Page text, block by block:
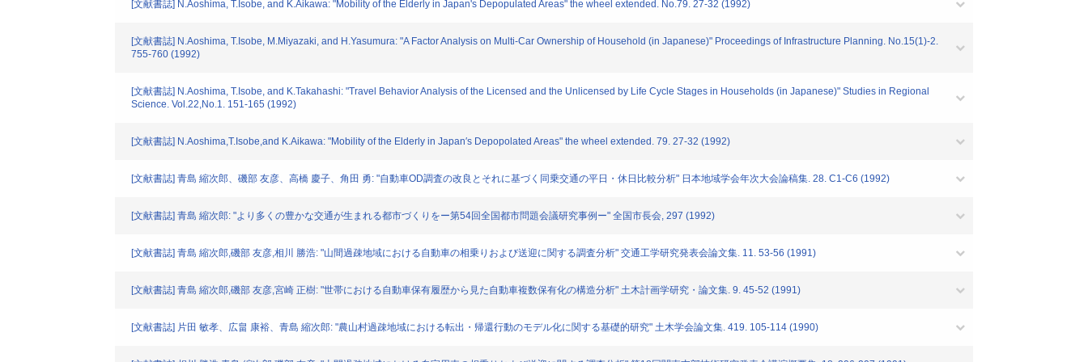
[文献書誌] N.Aoshima, T.Isobe, and K.Aikawa: "Mobility of the Elderly in Japan's Depopulated Areas" the wheel extended. No.79. 27-32 (1992)
[文献書誌] N.Aoshima, T.Isobe, M.Miyazaki, and H.Yasumura: "A Factor Analysis on Multi-Car Ownership of Household (in Japanese)" Proceedings of Infrastructure Planning. No.15(1)-2.
755-760 (1992)
[文献書誌] N.Aoshima, T.Isobe, and K.Takahashi: "Travel Behavior Analysis of the Licensed and the Unlicensed by Life Cycle Stages in Households (in Japanese)" Studies in Regional
Science. Vol.22,No.1. 151-165 (1992)
[文献書誌] N.Aoshima,T.Isobe,and K.Aikawa: "Mobility of the Elderly in Japan′s Depopolated Areas" the wheel extended. 79. 27-32 (1992)
[文献書誌] 青島 縮次郎、磯部 友彦、高橋 慶子、角田 勇: "自動車OD調査の改良とそれに基づく同乗交通の平日・休日比較分析" 日本地域学会年次大会論稿集. 28. C1-C6 (1992)
[文献書誌] 青島 縮次郎: "より多くの豊かな交通が生まれる都市づくりをー第54回全国都市問題会議研究事例ー" 全国市長会, 297 (1992)
[文献書誌] 青島 縮次郎,磯部 友彦,相川 勝浩: "山間過疎地域における自動車の相乗りおよび送迎に関する調査分析" 交通工学研究発表会論文集. 11. 53-56 (1991)
[文献書誌] 青島 縮次郎,磯部 友彦,宮崎 正樹: "世帯における自動車保有履歴から見た自動車複数保有化の構造分析" 土木計画学研究・論文集. 9. 45-52 (1991)
[文献書誌] 片田 敏孝、広畠 康裕、青島 縮次郎: "農山村過疎地域における転出・帰還行動のモデル化に関する基礎的研究" 土木学会論文集. 419. 105-114 (1990)